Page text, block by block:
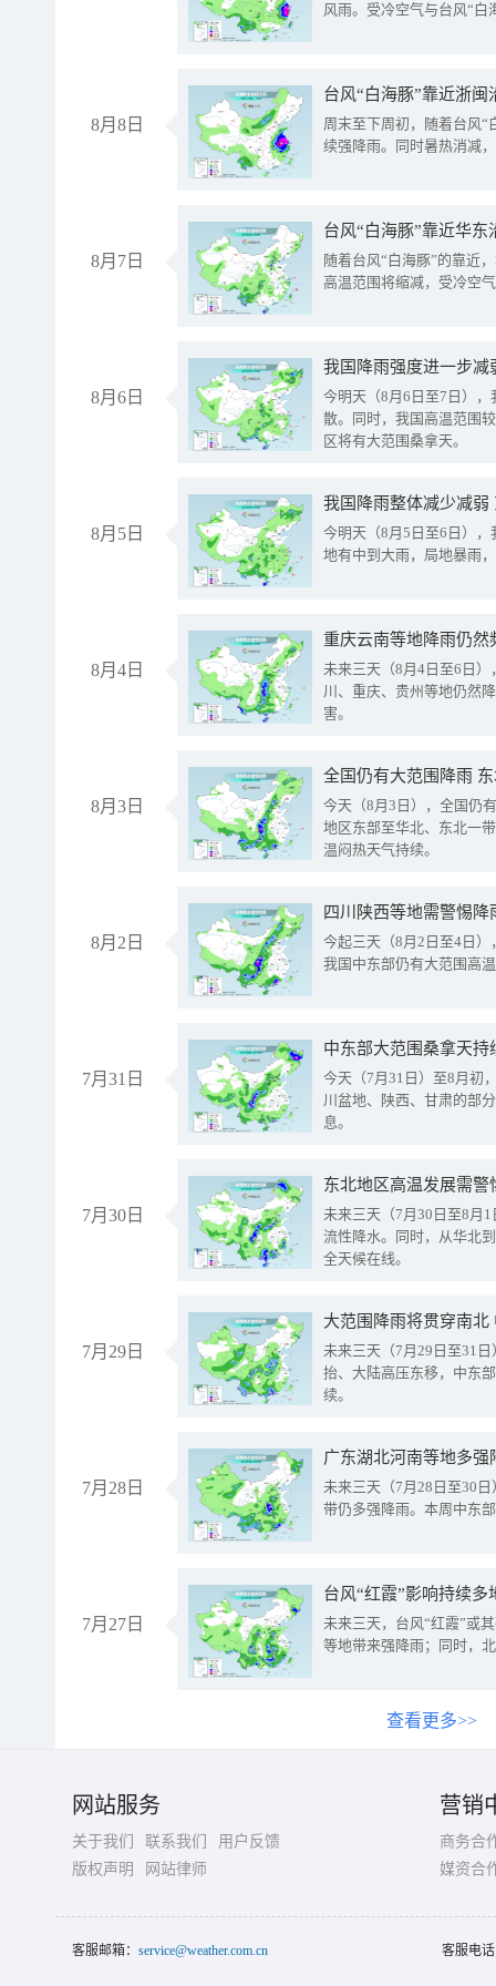
风雨。受冷空气与台风“白
8月8日
台风“白海豚”靠近浙
周末至下周初，随着台风“
续强降雨。同时暑热消减
8月7日
台风“白海豚”靠近华
随着台风“白海豚”的靠近
高温范围将缩减，受冷空
8月6日
今明天（8月6日至7日）
散。同时，我国高温范围
区将有大范围桑拿天。
8月5日
我国降雨整体减少减弱
今明天（8月5日至6日）
地有中到大雨，局地暴雨
8月4日
重庆云南等地降雨仍然
未来三天（8月4日至6日
川、重庆、贵州等地仍然
害。
8月3日
全国仍有大范围降雨
今天（8月3日），全国仍
地区东部至华北、东北一
温闷热天气持续。
8月2日
今起三天（8月2日至4日
我国中东部仍有大范围高
7月31日
中东部大范围桑拿天
今天（7月31日）至8月初
川盆地、陕西、甘肃的部
息。
7月30日
东北地区高温发展需
未来三天（7月30日至8月
流性降水。同时，从华北
全天候在线。
7月29日
大范围降雨将贯穿南
未来三天（7月29日至31
抬、大陆高压东移，中东
续。
7月28日
广东湖北河南等地多
未来三天（7月28日至30
带仍多强降雨。本周中东
7月27日
台风“红霞”影响持续
未来三天，台风“红霞”或
等地带来强降雨；同时，
查看更多>>
网站服务
关于我们 联系我们
用户反馈
版权声明
网站律师
营销
商务合
媒资合
客服邮箱： service@weather.com.cn 客服电